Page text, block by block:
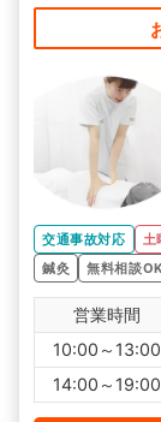
交通事故対応 土
鍼灸
無料相談OK
営業時間
10:00～13:00
14:00～19:00